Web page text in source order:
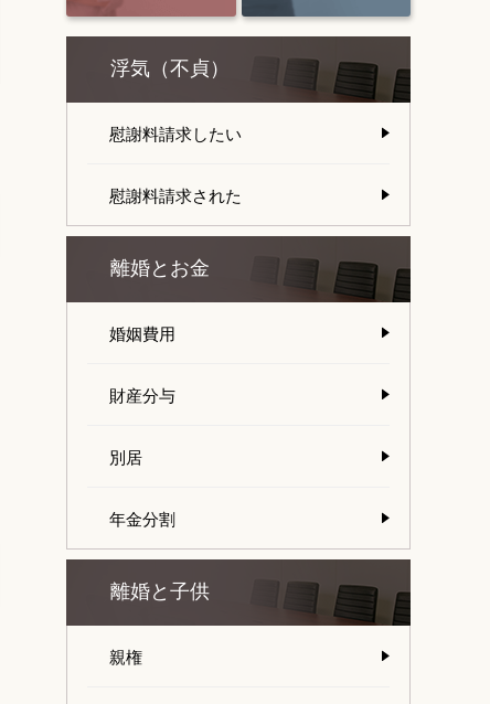
浮気（不貞）
慰謝料請求したい
慰謝料請求された
離婚とお金
婚姻費用
財産分与
別居
年金分割
離婚と子供
親権